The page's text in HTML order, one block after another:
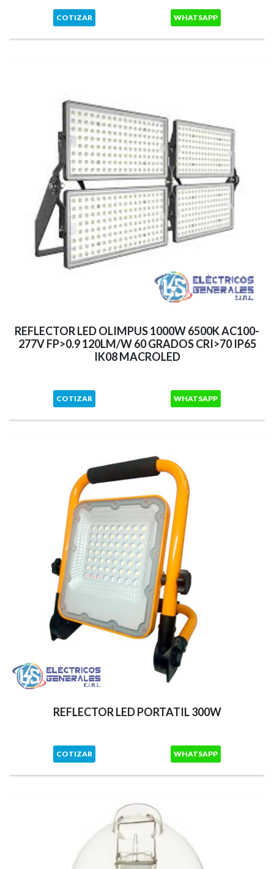
COTIZAR WHATSAPP
REFLECTOR LED OLIMPUS 1000W 6500K AC100-
277V FP>0.9 120LM/W 60 GRADOS CRI>70 IP65
IK08 MACROLED
COTIZAR WHATSAPP
REFLECTOR LED PORTATIL 300W
COTIZAR WHATSAPP